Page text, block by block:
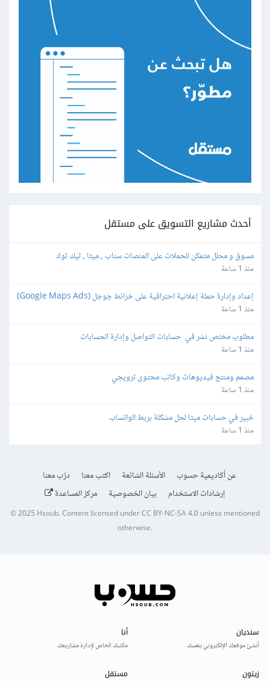
أحدث مشاريع التسويق على مستقل
مسوق و محلل متمكن للحملات على المنصات سناب , ميتا , تيك توك
منذ 1 ساعة
إعداد وإدارة حملة إعلانية احترافية على خرائط جوجل (Google Maps Ads)
منذ 1 ساعة
مطلوب مختص نشر في  حسابات التواصل وإدارة الحسابات
منذ 1 ساعة
مصمم ومنتج فيديوهات وكاتب محتوى ترويجي
منذ 1 ساعة
خبير في حسابات ميتا لحل مشكلة بربط الواتساب
منذ 1 ساعة
عن أكاديمية حسوب الأسئلة الشائعة اكتب معنا
درّب معنا
إرشادات الاستخدام
بيان الخصوصية مركز المساعدة
© 2025 Hsoub.Content licensed underCC BY-NC-SA 4.0unless mentioned
otherwise.